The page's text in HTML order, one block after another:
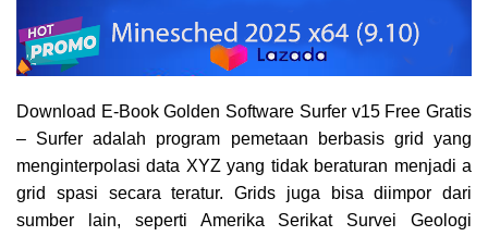
Download E-Book Golden Software Surfer v15 Free Gratis
– Surfer adalah program pemetaan berbasis grid yang
menginterpolasi data XYZ yang tidak beraturan menjadi a
grid spasi secara teratur. Grids juga bisa diimpor dari
sumber lain, seperti Amerika Serikat Survei Geologi